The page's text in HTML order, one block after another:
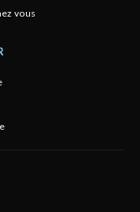
vous